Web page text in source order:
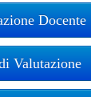
Docente
Valutazione